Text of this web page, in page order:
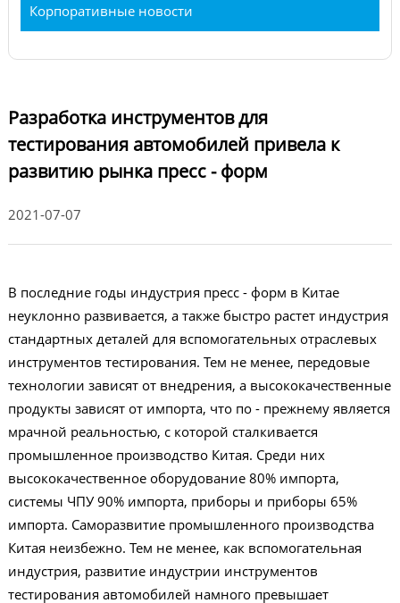
Корпоративные новости
Разработка инструментов для
тестирования автомобилей привела к
развитию рынка пресс - форм
2021-07-07
В последние годы индустрия пресс - форм в Китае
неуклонно развивается, а также быстро растет индустрия
стандартных деталей для вспомогательных отраслевых
инструментов тестирования. Тем не менее, передовые
технологии зависят от внедрения, а высококачественные
продукты зависят от импорта, что по - прежнему является
мрачной реальностью, с которой сталкивается
промышленное производство Китая. Среди них
высококачественное оборудование 80% импорта,
системы ЧПУ 90% импорта, приборы и приборы 65%
импорта. Саморазвитие промышленного производства
Китая неизбежно. Тем не менее, как вспомогательная
индустрия, развитие индустрии инструментов
тестирования автомобилей намного превышает